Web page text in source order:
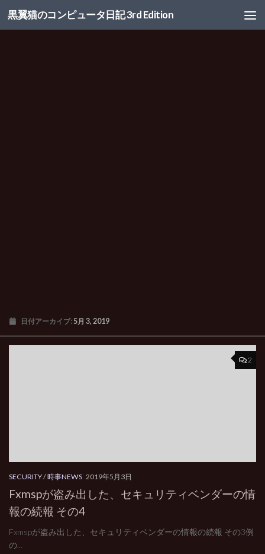
コンテンツへスキップ
黒翼猫のコンピュータ日記 3rd Edition
日付アーカイブ: 5月 3, 2019
2
SECURITY/時事NEWS 2019年5月3日
Fxmspが盗み出した、セキュリティベンダーの情
報の続報 その4
Fxmspが盗み出した、セキュリティベンダーの情報の続報 その3例
の...